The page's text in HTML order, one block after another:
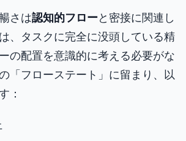
さは認知的フローと密接に関連し
、タスクに完全に没頭している精
の配置を意識的に考える必要がな
「フローステート」に留まり、以
：